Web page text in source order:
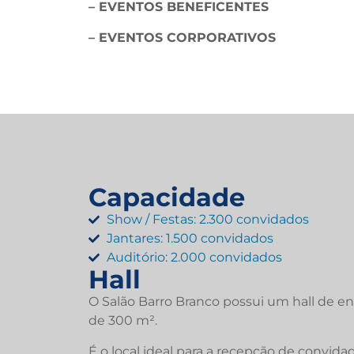
– EVENTOS BENEFICENTES
– EVENTOS CORPORATIVOS
Capacidade
Show / Festas: 2.300 convidados
Jantares: 1.500 convidados
Auditório: 2.000 convidados
Hall
O Salão Barro Branco possui um hall de
de 300 m².
É o local ideal para a recepção de